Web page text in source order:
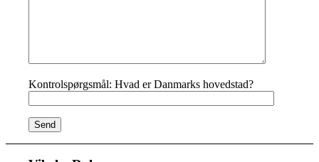
Kontrolspørgsmål:Hvad er Danmarks hovedstad?